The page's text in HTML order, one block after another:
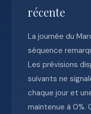
récente
La journée du
séquence
Les prévisions
suivants ne
chaque jour et
maintenue à